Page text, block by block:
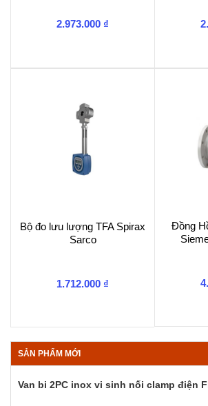
2.973.000 ₫
Bộ đo lưu lượng TFA Spirax
Sarco
1.712.000 ₫
Đồng
SẢN PHẨM MỚI
Van bi 2PC inox vi sinh nối clamp điện